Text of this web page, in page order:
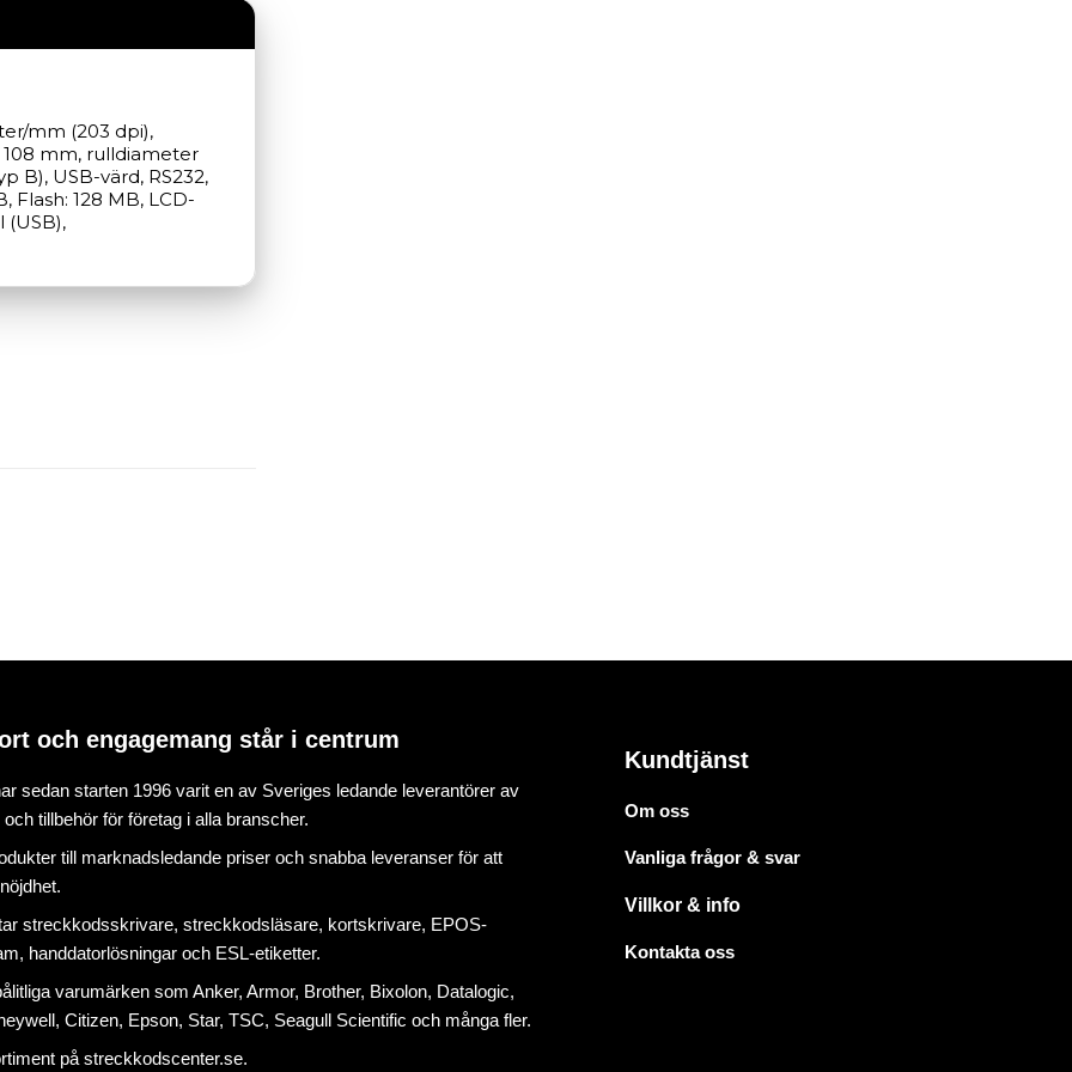
mm (203 dpi),
108 mm, rulldiameter
B), USB-värd, RS232,
Flash: 128 MB, LCD-
(USB),
och engagemang står i centrum
sedan starten 1996 varit en av Sveriges ledande leverantörer av
tillbehör för företag i alla branscher.
till marknadsledande priser och snabba leveranser för att
streckkodsskrivare, streckkodsläsare, kortskrivare, EPOS-
, handdatorlösningar och ESL-etiketter.
varumärken som Anker, Armor, Brother, Bixolon, Datalogic,
Citizen, Epson, Star, TSC, Seagull Scientific och många fler.
påstreckkodscenter.se.
Kundtjänst
Om oss
Vanliga frågor & svar
Villkor & info
Kontakta oss